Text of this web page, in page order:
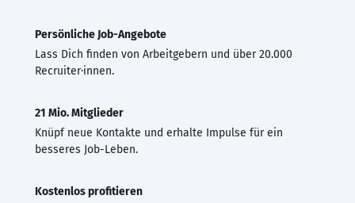
Persönliche Job-Angebote
Lass Dich finden von Arbeitgebern und über 20.000
Recruiter·innen.
21 Mio. Mitglieder
Knüpf neue Kontakte und erhalte Impulse für ein
besseres Job-Leben.
Kostenlos profitieren